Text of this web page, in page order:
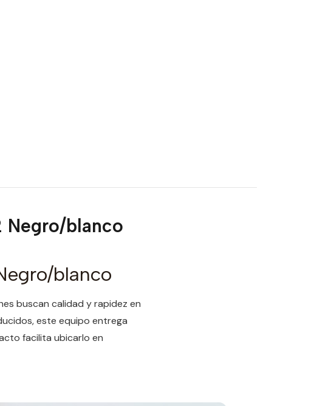
Negro/blanco
blanco
buscan calidad y rapidez en
este equipo entrega
facilita ubicarlo en